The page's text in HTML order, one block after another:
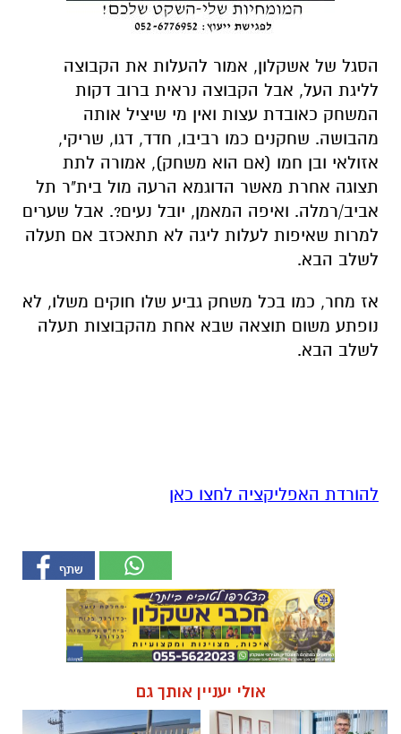
הסגל של אשקלון, אמור להעלות את הקבוצה
לליגת העל, אבל הקבוצה נראית ברוב דקות
המשחק כאובדת עצות ואין מי שיציל אותה
מהבושה. שחקנים כמו רביבו, חדד, דגו, שריקי,
אזולאי ובן חמו (אם הוא משחק), אמורה לתת
תצוגה אחרת מאשר הדוגמא הרעה מול בית"ר תל
אביב/רמלה. ואיפה המאמן, יובל נעים?. אבל שערים
למרות שאיפות לעלות ליגה לא תתאכזב אם תעלה
לשלב הבא.
אז מחר, כמו בכל משחק גביע שלו חוקים משלו, לא
נופתע משום תוצאה שבא אחת מהקבוצות תעלה
לשלב הבא.
להורדת האפליקציה לחצו כאן
אולי יעניין אותך גם